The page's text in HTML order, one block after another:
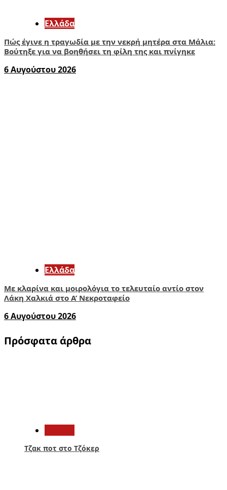
Ελλάδα
Πώς έγινε η τραγωδία με την νεκρή μητέρα στα Μάλια:
Βούτηξε για να βοηθήσει τη φίλη της και πνίγηκε
6 Αυγούστου 2026
Ελλάδα
Με κλαρίνα και μοιρολόγια το τελευταίο αντίο στον
Λάκη Χαλκιά στο A’ Νεκροταφείο
6 Αυγούστου 2026
Πρόσφατα άρθρα
Τζακ ποτ στο Τζόκερ